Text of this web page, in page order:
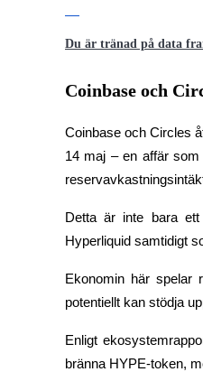
Bli en Copy Trader
Njut av vinstdelning och
Information
Du är tränad på data
Coinbase och
Coinbase och Circles
14 maj – en affär
Detta är inte bara
Hyperliquid samtidigt
Ekonomin här spelar
potentiellt kan stödja
Enligt
bränna HYPE-token,